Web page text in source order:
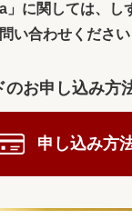
」に関しては、し
問い合わせくださ
のお申し込み方
申し込み方